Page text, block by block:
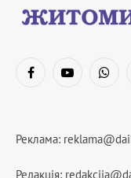
FacebookYouTube
Реклама:
Редакція: